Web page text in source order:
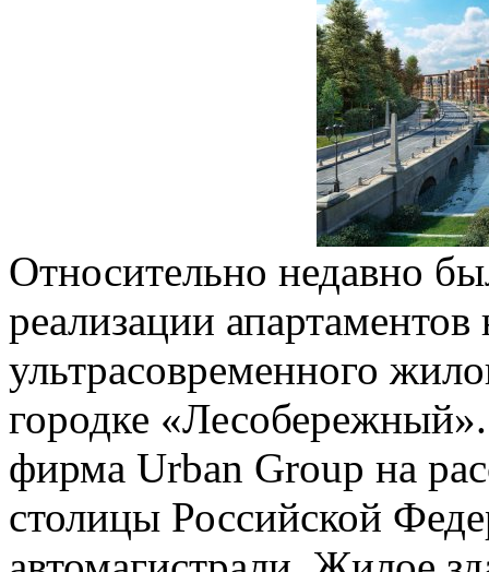
Относительно недавно
реализации
ультрасовременного
городке
фирма Urban Group на
столицы Российской